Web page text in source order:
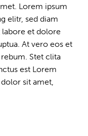
Lorem ipsum
elitr, sed diam
et dolore
At vero eos et
Stet clita
est Lorem
sit amet,